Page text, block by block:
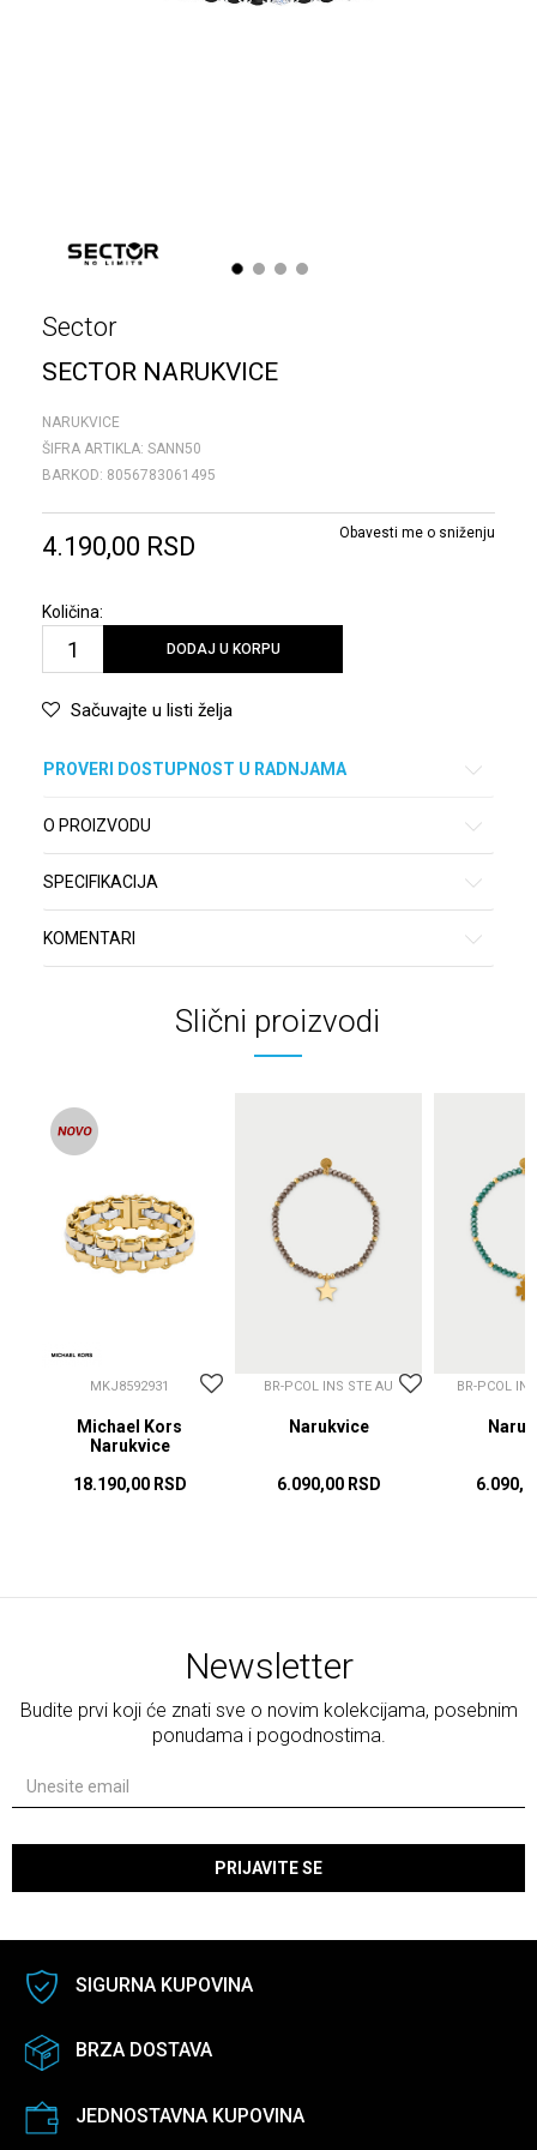
1 2 3 4
Sector
SECTOR NARUKVICE
NARUKVICE
ŠIFRA ARTIKLA: SANN50
BARKOD: 8056783061495
4.190,00 RSD Obavesti me o sniženju
Količina:
DODAJ U KORPU
Sačuvajte u listi želja
PROVERI DOSTUPNOST U RADNJAMA
O PROIZVODU
SPECIFIKACIJA
KOMENTARI
Slični proizvodi
MKJ8592931
Michael Kors
Narukvice
18.190,00 RSD
BR-PCOL INS STE AU
Narukvice
6.090,00 RSD
BR-PCOL
Newsletter
Budite prvi koji će znati sve o novim kolekcijama, posebnim
ponudama i pogodnostima.
PRIJAVITE SE
SIGURNA KUPOVINA
BRZA DOSTAVA
JEDNOSTAVNA KUPOVINA